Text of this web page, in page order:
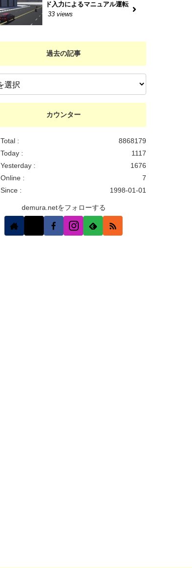
ド入力によるマニュアル運転
33 views
過去の記事
カウンター
8868179
Total :
1117
Today :
1676
Yesterday :
7
Online :
1998-01-01
Since :
demura.netをフォローする